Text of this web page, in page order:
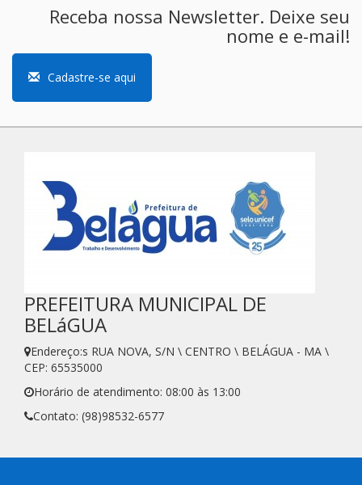
Receba nossa Newsletter. Deixe seu
nome e e-mail!
Cadastre-se aqui
PREFEITURA MUNICIPAL DE
BELáGUA
Endereço:s RUA NOVA, S/N \ CENTRO \ BELÁGUA - MA \
CEP: 65535000
Horário de atendimento: 08:00 às 13:00
Contato: (98)98532-6577